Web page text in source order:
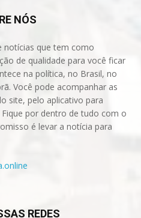
NÓS
notícias que tem como
de qualidade para você ficar
na política, no Brasil, no
Você pode acompanhar as
site, pelo aplicativo para
por dentro de tudo com o
é levar a notícia para
REDES